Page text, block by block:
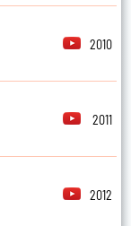
2010
2011
2012